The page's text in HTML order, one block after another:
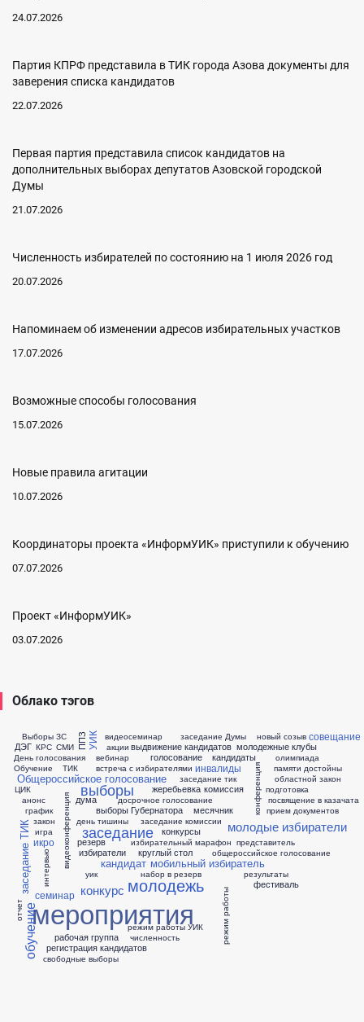
24.07.2026
Партия КПРФ представила в ТИК города Азова документы для
заверения списка кандидатов
22.07.2026
Первая партия представила список кандидатов на
дополнительных выборах депутатов Азовской городской
Думы
21.07.2026
Численность избирателей по состоянию на 1 июля 2026 год
20.07.2026
Напоминаем об изменении адресов избирательных участков
17.07.2026
Возможные способы голосования
15.07.2026
Новые правила агитации
10.07.2026
Координаторы проекта «ИнформУИК» приступили к обучению
07.07.2026
Проект «ИнформУИК»
03.07.2026
Облако тэгов
Выборы ЗС
ДЭГ
День голосования
КРС
Обучение
Общероссийское голосование
ППЗ
СМИ
ТИК
УИК
ЦИК
акции
анонс
вебинар
видеоконференция
видеосеминар
встреча с избирателями
выборы
выборы Губернатора
выдвижение кандидатов
голосование
график
день тишины
досрочное голосование
дума
жеребьевка
закон
заседание
заседание Думы
заседание ТИК заседание комиссии
заседание тик
игра
избиратели
избирательный марафон
икро
инвалиды
интервью кандидат
кандидаты
комиссия
конкурс
конкурсы
конференция
круглый стол
мероприятия
месячник
мобильный избиратель
молодежные клубы
молодежь
молодые избиратели
набор в резерв
новый созыв
областной закон
обучение
общероссийское голосование
олимпиада
отчет
памяти достойны
подготовка
посвящение в казачата
представитель
прием документов
рабочая группа
регистрация кандидатов
режим работы
режим работы УИК
резерв
результаты
свободные выборы
семинар
совещание
уик
фестиваль
численность